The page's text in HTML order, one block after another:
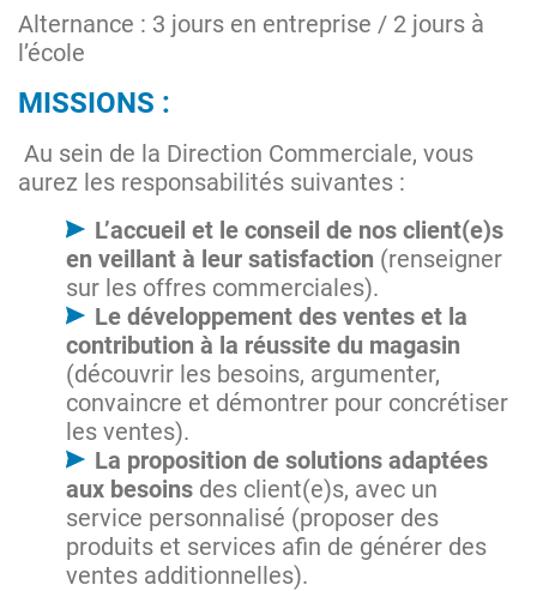
Alternance : 3 jours en entreprise / 2 jours à
l’école
MISSIONS :
Au sein de la Direction Commerciale, vous
aurez les responsabilités suivantes :
L’accueil et le conseil de nos client(e)s
en veillant à leur satisfaction (renseigner
sur les offres commerciales).
Le développement des ventes et la
contribution à la réussite du magasin
(découvrir les besoins, argumenter,
convaincre et démontrer pour concrétiser
les ventes).
La proposition de solutions adaptées
aux besoins des client(e)s, avec un
service personnalisé (proposer des
produits et services afin de générer des
ventes additionnelles).